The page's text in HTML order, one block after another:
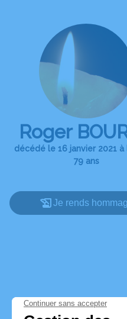
Roger
décédé le 16 janvier 2021
79 ans
Je rends